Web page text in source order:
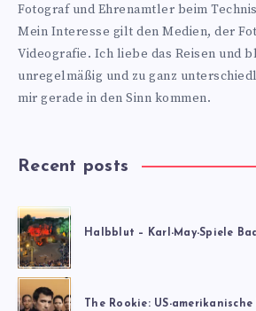
Fotograf und Ehrenamtler beim
Mein Interesse gilt den Medien, der
Videografie. Ich liebe das Reisen und
unregelmäßig und zu ganz
mir gerade in den Sinn kommen.
Recent posts
Halbblut – Karl-May-Spiele
The Rookie: US-amerikanische